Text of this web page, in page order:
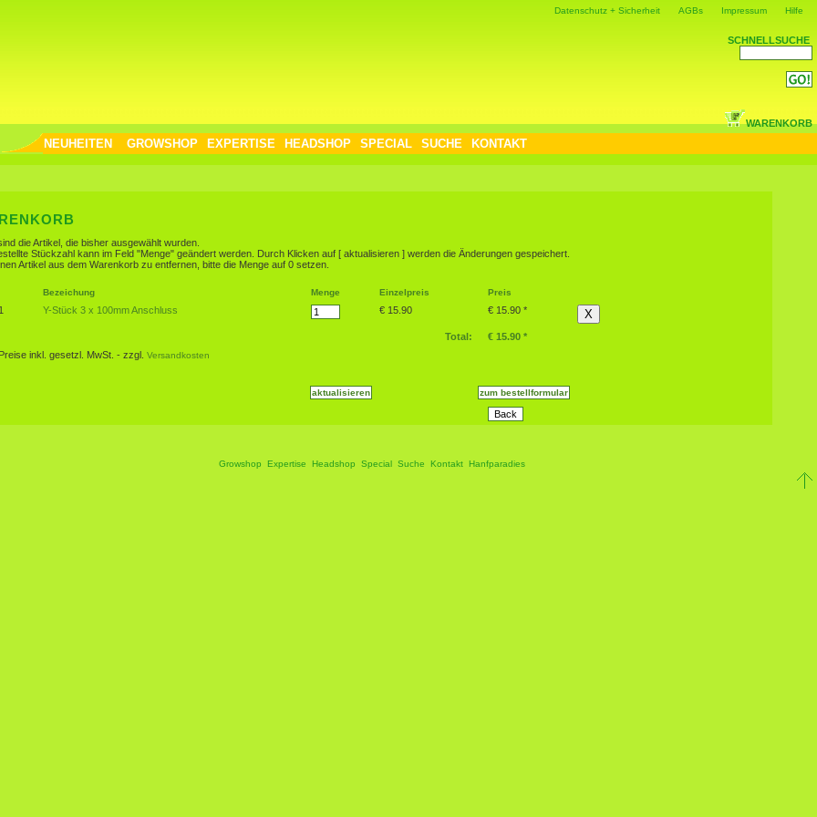
Datenschutz + Sicherheit AGBs Impressum Hilfe
SCHNELLSUCHE
WARENKORB
NEUHEITEN GROWSHOP EXPERTISE HEADSHOP SPECIAL SUCHE KONTAKT
die Artikel, die bisher ausgewählt wurden.
Stückzahl kann im Feld "Menge" geändert werden. Durch Klicken auf [ aktualisieren ] werden die Änderungen gespeichert.
Artikel aus dem Warenkorb zu entfernen, bitte die Menge auf 0 setzen.
Bezeichung Menge Einzelpreis Preis
Y-Stück 3 x 100mm Anschluss € 15.90 € 15.90 * X
Total:
€ 15.90 *
inkl. gesetzl. MwSt. - zzgl. Versandkosten
Growshop Expertise Headshop Special Suche Kontakt Hanfparadies